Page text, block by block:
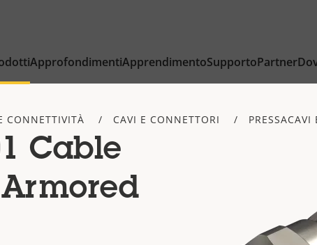
ApprofondimentiApprendimentoSupportoPartner
CONNETTIVITÀ CAVI E CONNETTORI
Cable